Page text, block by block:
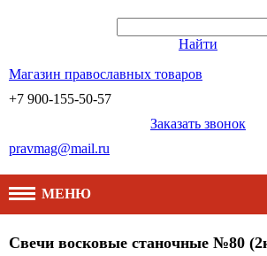
Найти
Магазин православных товаров
+7 900-155-50-57
Заказать звонок
pravmag@mail.ru
МЕНЮ
Свечи восковые станочные №80